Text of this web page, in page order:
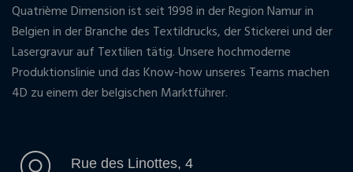
Quatrième Dimension ist seit 1998 in der Region Namur in
Belgien in der Branche des Textildrucks, der Stickerei und der
Lasergravur auf Textilien tätig. Unsere hochmoderne
Produktionslinie und das Know-how unseres Teams machen
4D zu einem der belgischen Marktführer.
Rue des Linottes, 4